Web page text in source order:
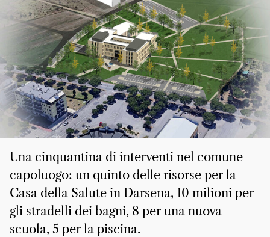
Una cinquantina di interventi nel comune
capoluogo: un quinto delle risorse per la
Casa della Salute in Darsena, 10 milioni per
gli stradelli dei bagni, 8 per una nuova
scuola, 5 per la piscina.